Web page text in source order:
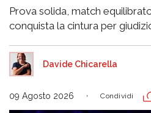
Prova solida, match
conquista la cintura per
Davide Chicarella
09 Agosto 2026 Condividi